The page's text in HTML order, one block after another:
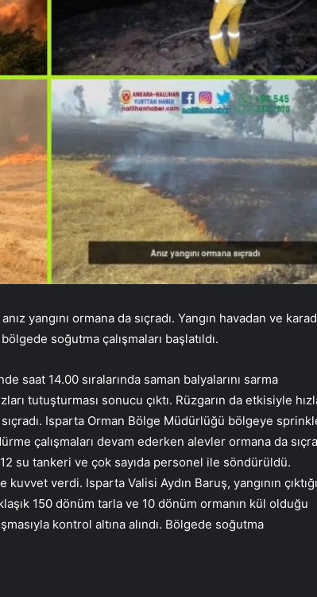
yangını ormana da sıçradı. Yangın havadan ve
soğutma çalışmaları başlatıldı.
saat 14.00 sıralarında saman balyalarını sarma
tutuşturması sonucu çıktı. Rüzgarın da etkisiyle
Isparta Orman Bölge Müdürlüğü bölgeye
çalışmaları devam ederken alevler ormana da
su tankeri ve çok sayıda personel ile söndürüldü.
verdi. Isparta Valisi Aydın Baruş, yangının çıktığı
150 dönüm tarla ve 10 dönüm ormanın kül olduğu
kontrol altına alındı. Bölgede soğutma